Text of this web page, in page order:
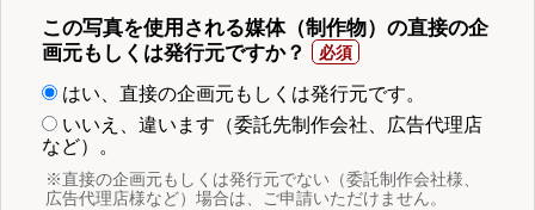
この写真を使用される媒体（制作物）の直接の企
画元もしくは発行元ですか？
はい、直接の企画元もしくは発行元です。
いいえ、違います（委託先制作会社、広告代理店
など）。
※直接の企画元もしくは発行元でない（委託制作会社様、
広告代理店様など）場合は、ご申請いただけません。